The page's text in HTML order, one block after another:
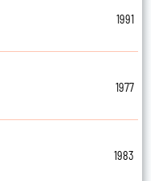
1991
1977
1983